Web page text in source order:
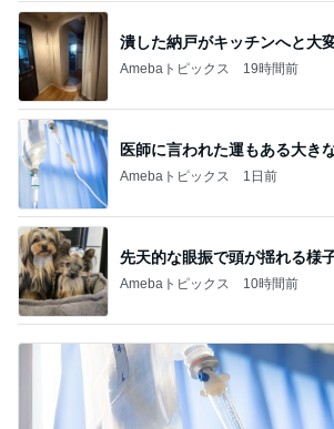
潰した納戸がキッチンへと大
Amebaトピックス 19時間前
医師に言われた運もある大き
Amebaトピックス 1日前
先天的な眼振で頭が揺れる様
Amebaトピックス 10時間前